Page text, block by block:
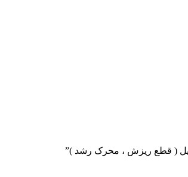
( قطع ریزش ، محرک رشد )”